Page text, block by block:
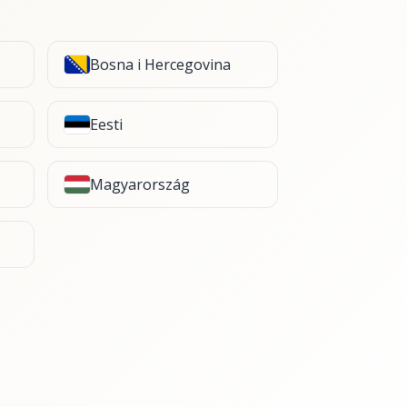
Bosna i Hercegovina
Eesti
Magyarország